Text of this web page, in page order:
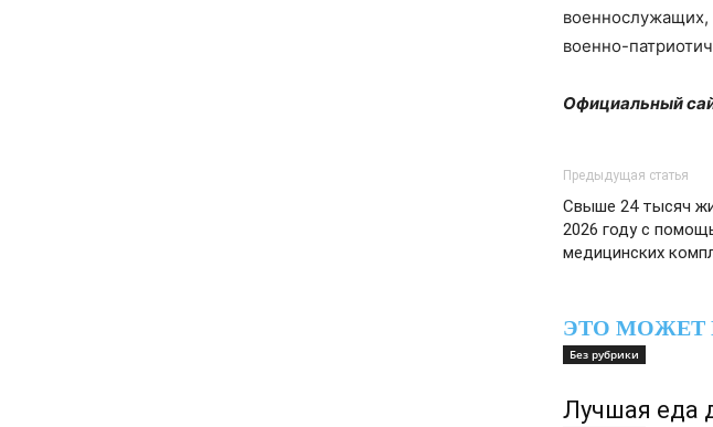
военнослужащих,
военно-
Официальный
Предыдущая статья
Свыше 24 тысяч
2026 году с
медицинских
ЭТО МОЖЕТ
Без рубрики
Лучшая еда